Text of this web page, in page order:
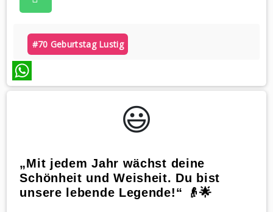
#70 Geburtstag Lustig
WhatsApp
😃️
„Mit jedem Jahr wächst deine
Schönheit und Weisheit. Du bist
unsere lebende Legende!“ 👴🌟